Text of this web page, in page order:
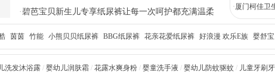
·厦门柯佳卫
裤）
趣
·碧芭宝贝新生儿专享纸尿裤让每一次呵护都充满温柔
茵茵 竹能 小熊贝贝纸尿裤 BBG纸尿裤 花亲花爱纸尿裤 好浪漫 欢乐E族 婴舒宝
洗发沐浴露 / 婴幼儿润肤霜 / 花露水爽身粉 / 婴童洗手液 / 婴幼儿防蚊驱蚊 / 儿童牙刷